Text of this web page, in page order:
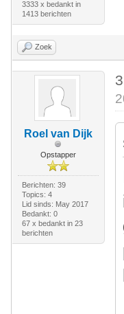
3333 x bedankt in
1413 berichten
Zoek
Roel van Dijk
Opstapper
Berichten: 39
Topics: 4
Lid sinds: May 2017
Bedankt: 0
67 x bedankt in 23
berichten